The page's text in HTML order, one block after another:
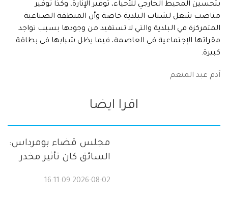
بتحسين المحيط الخارجي للأحياء، توفير الإنارة، وكذا توفير
مناصب شغل لشباب البلدية خاصة وأن المنطقة الصناعية
المتمركزة في البلدية والتي لا تستفيد من وجودها بسبب تواجد
مقراتها الإجتماعية في العاصمة، فيما يظل شبابها في بطاقة
كبيرة.
آدم عبد المنعم
اقرا ايضا
مجلس قضاء بومرداس:
السائق كان تأثير مخدر
2026-08-02 16:11:09